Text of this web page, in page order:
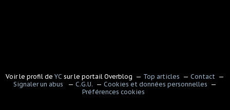
Voir le profil de YC sur le portail Overblog Top articles
Contact
Signaler un abus
C.G.U.
Cookies et données personnelles
Préférences cookies